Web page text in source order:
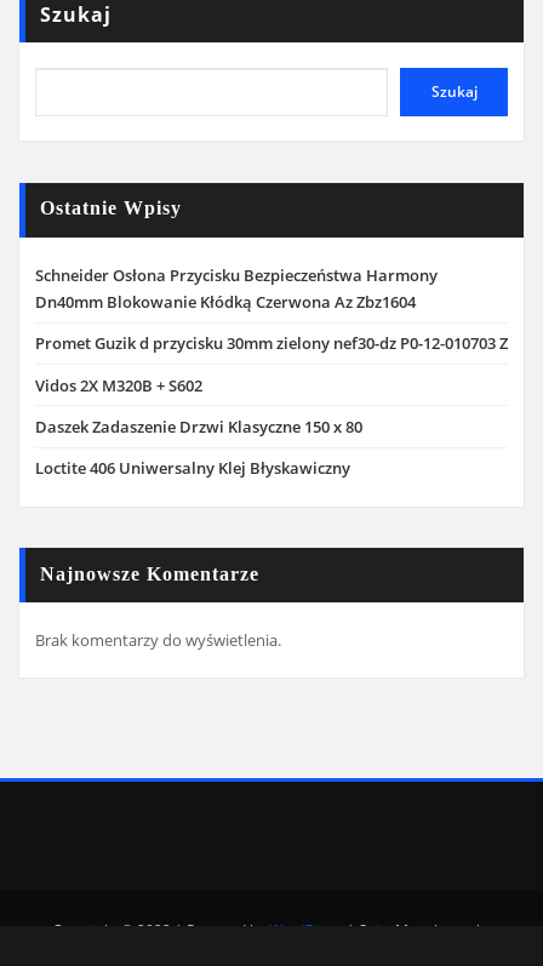
Szukaj
Szukaj
Ostatnie Wpisy
Schneider Osłona Przycisku Bezpieczeństwa Harmony
Dn40mm Blokowanie Kłódką Czerwona Az Zbz1604
Promet Guzik d przycisku 30mm zielony nef30-dz P0-12-010703 Z
Vidos 2X M320B + S602
Daszek Zadaszenie Drzwi Klasyczne 150 x 80
Loctite 406 Uniwersalny Klej Błyskawiczny
Najnowsze Komentarze
Brak komentarzy do wyświetlenia.
Copyright © 2022 | Powered by WordPress | SpiceMag theme by